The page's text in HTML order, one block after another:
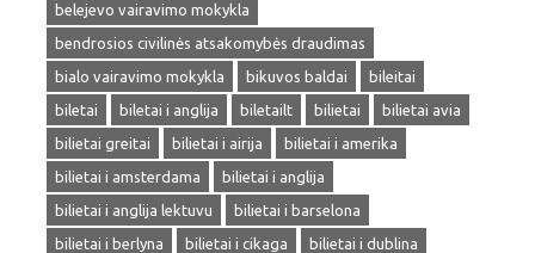
belejevo vairavimo mokykla
bendrosios civilinės atsakomybės draudimas
bialo vairavimo mokykla
bikuvos baldai
bileitai
biletai
biletai i anglija biletailt bilietai
bilietai avia
bilietai greitai
bilietai i airija
bilietai i amerika
bilietai i amsterdama
bilietai i anglija
bilietai i anglija lektuvu
bilietai i barselona
bilietai i berlyna
bilietai i cikaga
bilietai i dublina